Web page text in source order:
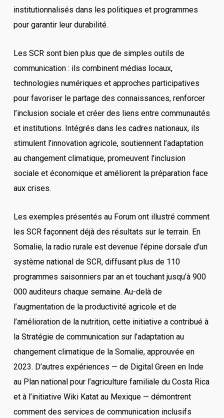
institutionnalisés dans les politiques et programmes
pour garantir leur durabilité.
Les SCR sont bien plus que de simples outils de
communication : ils combinent médias locaux,
technologies numériques et approches participatives
pour favoriser le partage des connaissances, renforcer
l’inclusion sociale et créer des liens entre communautés
et institutions. Intégrés dans les cadres nationaux, ils
stimulent l’innovation agricole, soutiennent l’adaptation
au changement climatique, promeuvent l’inclusion
sociale et économique et améliorent la préparation face
aux crises.
Les exemples présentés au Forum ont illustré comment
les SCR façonnent déjà des résultats sur le terrain. En
Somalie, la radio rurale est devenue l’épine dorsale d’un
système national de SCR, diffusant plus de 110
programmes saisonniers par an et touchant jusqu’à 900
000 auditeurs chaque semaine. Au-delà de
l’augmentation de la productivité agricole et de
l’amélioration de la nutrition, cette initiative a contribué à
la Stratégie de communication sur l’adaptation au
changement climatique de la Somalie, approuvée en
2023. D’autres expériences — de Digital Green en Inde
au Plan national pour l’agriculture familiale du Costa Rica
et à l’initiative Wiki Katat au Mexique — démontrent
comment des services de communication inclusifs